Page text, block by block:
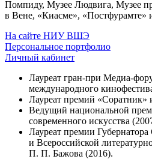
Помпиду, Музее Людвига, Музее
в Вене, «Киасме», «Постфурамте»
На сайте НИУ ВШЭ
Персональное портфолио
Личный кабинет
Лауреат гран-при Медиа-
международного
Лауреат премий «Соратник»
Ведущий национальной
современного искусства
Лауреат премии Губернатора
и Всероссийской
П. П. Бажова (2016).